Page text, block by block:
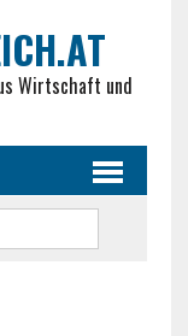
Wirtschaft und